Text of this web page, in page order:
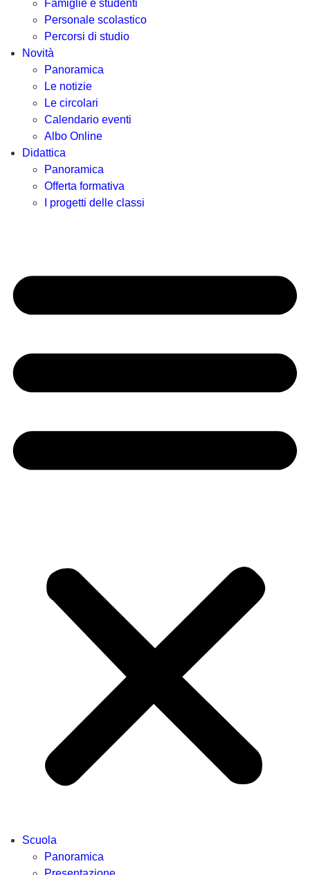
Famiglie e studenti
Personale scolastico
Percorsi di studio
Novità
Panoramica
Le notizie
Le circolari
Calendario eventi
Albo Online
Didattica
Panoramica
Offerta formativa
I progetti delle classi
Scuola
Panoramica